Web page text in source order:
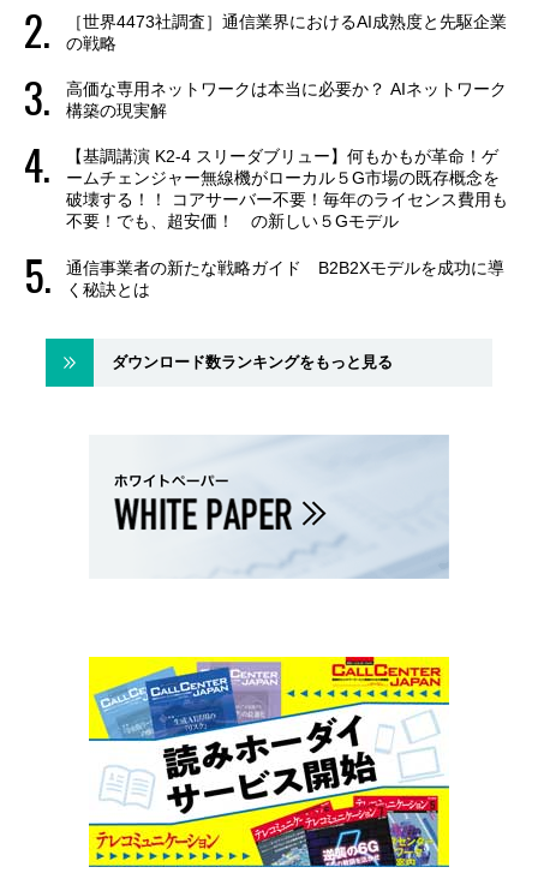
［世界4473社調査］通信業界におけるAI成熟度と先駆企業
の戦略
高価な専用ネットワークは本当に必要か？ AIネットワーク
構築の現実解
【基調講演 K2-4 スリーダブリュー】何もかもが革命！ゲ
ームチェンジャー無線機がローカル５G市場の既存概念を
破壊する！！ コアサーバー不要！毎年のライセンス費用も
不要！でも、超安価！ の新しい５Gモデル
通信事業者の新たな戦略ガイド B2B2Xモデルを成功に導
く秘訣とは
ダウンロード数ランキングをもっと見る